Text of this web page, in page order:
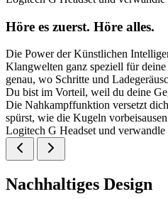
Höre es zuerst. Höre alles.
Die Power der Künstlichen
Klangwelten ganz speziell für
genau, wo Schritte und
Du bist im Vorteil, weil du deine
Die Nahkampffunktion versetzt
spürst, wie die Kugeln
Logitech G Headset und
Nachhaltiges Design